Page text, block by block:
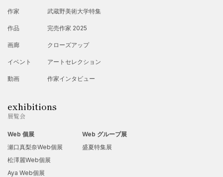
作家
作品
画廊
イベント
動画
武蔵野美術大学特集
完売作家 2025
クローズアップ
アートセレクション
作家インタビュー
exhibitions
展覧会
Web 個展
瀬口真梨奈Web個展
松澤麗Web個展
Aya Web個展
Web グループ展
盛夏特集展